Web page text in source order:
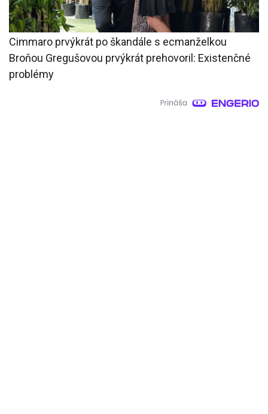
Cimmaro prvýkrát po škandále s ecmanželkou
Broňou Gregušovou prvýkrát prehovoril: Existenčné
problémy